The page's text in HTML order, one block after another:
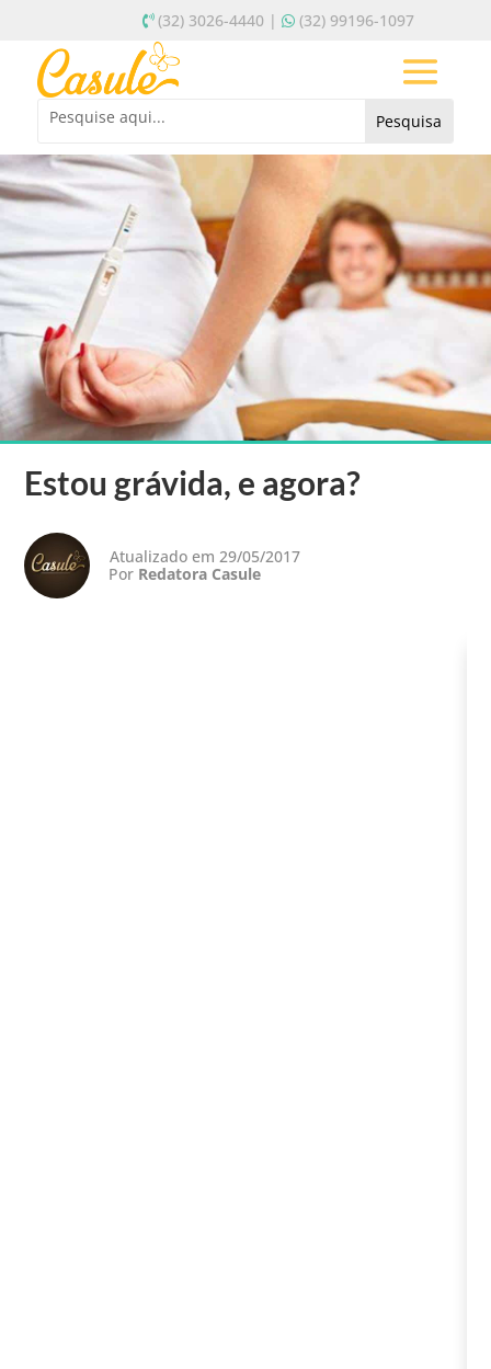
(32) 3026-4440 | (32) 99196-1097
Estou grávida, e agora?
Atualizado em 29/05/2017
Por Redatora Casule